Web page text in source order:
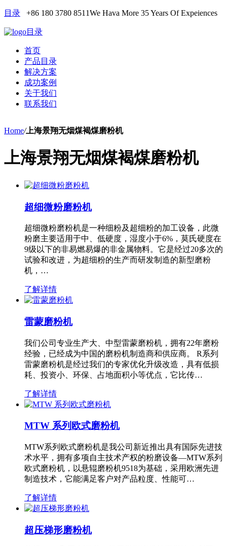
目录 +86 180 3780 8511We Hava More 35 Years Of Expeiences
目录
首页
产品目录
解决方案
成功案例
关于我们
联系我们
Home/上海景翔无烟煤褐煤磨粉机
上海景翔无烟煤褐煤磨粉机
超细微粉磨粉机
超细微粉磨粉机是一种细粉及超细粉的加工设备，此微
粉磨主要适用于中、低硬度，湿度小于6%，莫氏硬度在
9级以下的非易燃易爆的非金属物料。它是经过20多次的
试验和改进，为超细粉的生产而研发制造的新型磨粉
机，…
了解详情
雷蒙磨粉机
我们公司专业生产大、中型雷蒙磨粉机，拥有22年磨粉
经验，已经成为中国的磨粉机制造商和供应商。 R系列
雷蒙磨粉机是经过我们的专家优化升级改造，具有低损
耗、投资小、环保、占地面积小等优点，它比传…
了解详情
MTW 系列欧式磨粉机
MTW系列欧式磨粉机是我公司新近推出具有国际先进技
术水平，拥有多项自主技术产权的粉磨设备—MTW系列
欧式磨粉机，以悬辊磨粉机9518为基础，采用欧洲先进
制造技术，它能满足客户对产品粒度、性能可…
了解详情
超压梯形磨粉机